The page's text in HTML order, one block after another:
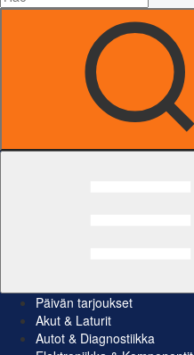
Päivän tarjoukset
Akut & Laturit
Autot & Diagnostiikka